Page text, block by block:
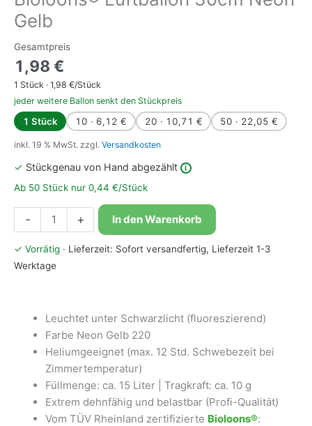
Gelb
Gesamtpreis
1,98 €
1 Stück · 1,98 €/Stück
jeder weitere Ballon senkt den Stückpreis
1 Stück 10 · 6,12 € 20 · 10,71 € 50 · 22,05 €
inkl. 19 % MwSt. zzgl. Versandkosten
✓ Stückgenau von Hand abgezählt i
Ab 50 Stück nur 0,44 €/Stück
-
Bioloons®
Luftballon
30cm
Neon
+ In den Warenkorb
✓ Vorrätig · Lieferzeit: Sofort versandfertig, Lieferzeit 1-3
Werktage
Leuchtet unter Schwarzlicht (fluoreszierend)
Farbe Neon Gelb 220
Heliumgeeignet (max. 12 Std. Schwebezeit bei
Zimmertemperatur)
Füllmenge: ca. 15 Liter | Tragkraft: ca. 10 g
Extrem dehnfähig und belastbar (Profi-Qualität)
Vom TÜV Rheinland zertifizierte Bioloons®: